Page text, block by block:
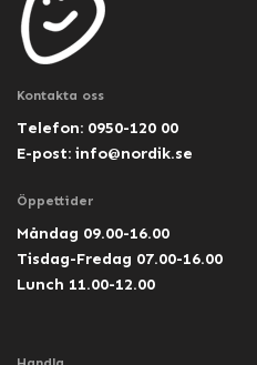
Kontakta oss
Telefon: 0950-120 00
E-post: info@nordik.se
Öppettider
Måndag 09.00-16.00
Tisdag-Fredag 07.00-16.00
Lunch 11.00-12.00